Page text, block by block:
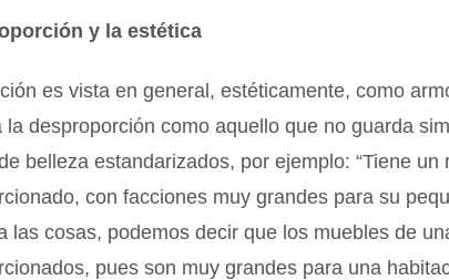
y la estética
es vista en general, estéticamente, como
la desproporción como aquello que no guarda
belleza estandarizados, por ejemplo: “Tiene un
con facciones muy grandes para su
las cosas, podemos decir que los muebles de
pues son muy grandes para una